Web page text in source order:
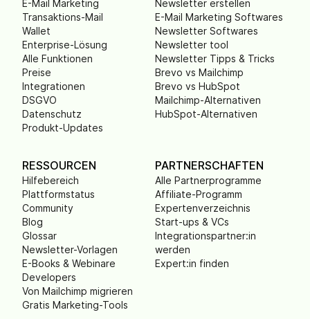
E-Mail Marketing
Transaktions-Mail
Wallet
Enterprise-Lösung
Alle Funktionen
Preise
Integrationen
DSGVO
Datenschutz
Produkt-Updates
Newsletter erstellen
E-Mail Marketing Softwares
Newsletter Softwares
Newsletter tool
Newsletter Tipps & Tricks
Brevo vs Mailchimp
Brevo vs HubSpot
Mailchimp-Alternativen
HubSpot-Alternativen
RESSOURCEN
Hilfebereich
Plattformstatus
Community
Blog
Glossar
Newsletter-Vorlagen
E-Books & Webinare
Developers
Von Mailchimp migrieren
Gratis Marketing-Tools
PARTNERSCHAFTEN
Alle Partnerprogramme
Affiliate-Programm
Expertenverzeichnis
Start-ups & VCs
Integrationspartner:in
werden
Expert:in finden